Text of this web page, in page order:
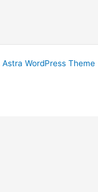
Astra WordPress Theme